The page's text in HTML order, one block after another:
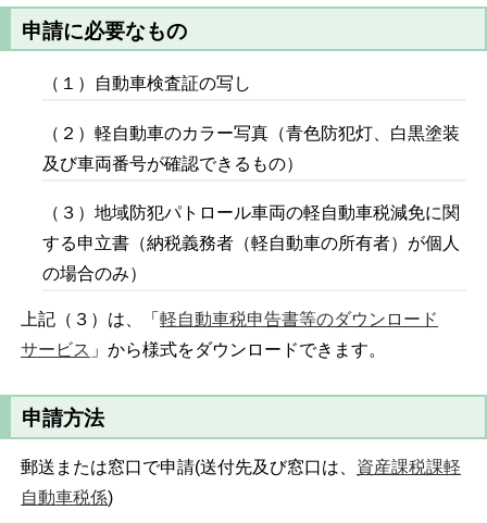
申請に必要なもの
（１）自動車検査証の写し
（２）軽自動車のカラー写真（青色防犯灯、白黒塗装
及び車両番号が確認できるもの）
（３）地域防犯パトロール車両の軽自動車税減免に関
する申立書（納税義務者（軽自動車の所有者）が個人
の場合のみ）
上記（３）は、「軽自動車税申告書等のダウンロード
サービス 」から様式をダウンロードできます。
申請方法
郵送または窓口で申請(送付先及び窓口は、 資産課税課軽
自動車税係)